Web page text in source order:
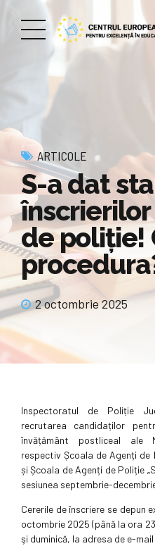
ARTICOLE
S-a dat
de poliție!
2 octombrie 2025
Inspectoratul de Poliție
recrutarea candidaților
învățământ postliceal ale
respectiv Școala de Agenți de
și Școala de Agenți de Poliție
sesiunea septembrie-
Cererile de înscriere se depun
octombrie 2025 (până la ora
şi duminică, la adresa de e-mail